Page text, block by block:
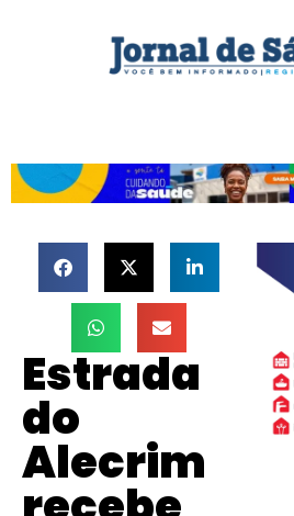
Estrada
do
Alecrim